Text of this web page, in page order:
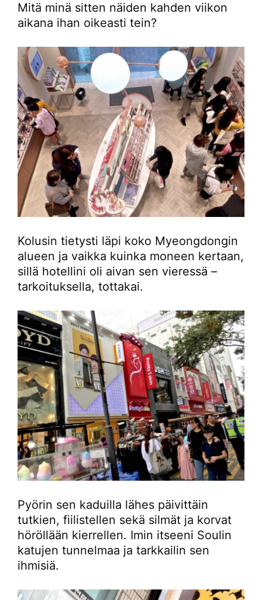
Mitä minä sitten näiden kahden viikon
aikana ihan oikeasti tein?
Kolusin tietysti läpi koko Myeongdongin
alueen ja vaikka kuinka moneen kertaan,
sillä hotellini oli aivan sen vieressä –
tarkoituksella, tottakai.
Pyörin sen kaduilla lähes päivittäin
tutkien, fiilistellen sekä silmät ja korvat
höröllään kierrellen. Imin itseeni Soulin
katujen tunnelmaa ja tarkkailin sen
ihmisiä.